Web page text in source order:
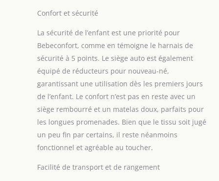
heureux -
Bebeconfort Haze
Trio privilégie le
confort avec un
siège molletonné
doux et un landau
douillet à position
allongée et au
matelas doux et
spacieux PANIER DE
RANGEMENT
SPACIEUX : le panier
Haze Trio, d'une
Confort et sécurité
La sécurité de l’enfant est une priorité pour
Bebeconfort, comme en témoigne le harnais de
sécurité à 5 points. Le siège auto est également
équipé de réducteurs pour nouveau-né,
garantissant une utilisation dès les premiers jours
de l’enfant. Le confort n’est pas en reste avec un
siège rembourré et un matelas doux, parfaits pour
les longues promenades. Bien que le tissu soit jugé
un peu fin par certains, il reste néanmoins
fonctionnel et agréable au toucher.
Facilité de transport et de rangement